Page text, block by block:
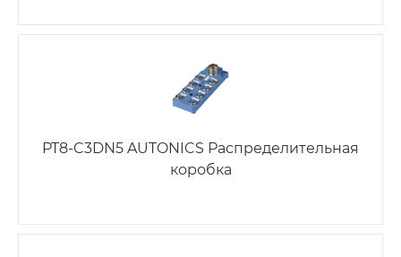
PT8-C3DN5 AUTONICS Распределительная
коробка